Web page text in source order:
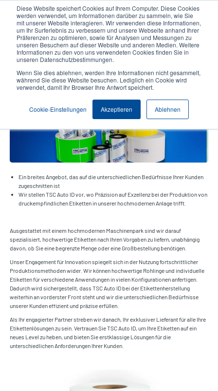
Diese Website speichert Cookies auf Ihrem Computer. Diese Cookies
werden verwendet, um Informationen darüber zu sammeln, wie Sie
mit unserer Website interagieren. Wir verwenden diese Informationen,
um Ihr Surferlebnis zu verbessern und unsere Webseite anhand Ihrer
Präferenzen zu optimieren, sowie für Analysen und Messungen zu
unseren Besuchern auf dieser Website und anderen Medien. Weitere
Informationen zu den von uns verwendeten Cookies finden Sie in
unseren Datenschutzbestimmungen.
Wenn Sie dies ablehnen, werden Ihre Informationen nicht gesammelt,
während Sie diese Website besuchen. Lediglich ein Cookie wird
verwendet, damit Ihr Browser Ihre Antwort speichert.
Cookie-Einstellungen Akzeptieren Ablehnen
User
account
menu
User
Header
Produktsuche Kontakt
Druckverbrauchsmaterialien
Ein breites Angebot, das auf die unterschiedlichen Bedürfnisse Ihrer Kunden
zugeschnitten ist
Wir stellen TSC Auto ID vor, wo Präzision auf Exzellenz bei der Produktion von
druckempfindlichen Etiketten in unserer hochmodernen Anlage trifft.
Ausgestattet mit einem hochmodernen Maschinenpark sind wir darauf
spezialisiert, hochwertige Etiketten nach Ihren Vorgaben zu liefern, unabhängig
davon, ob Sie eine begrenzte Menge oder eine Großbestellung benötigen.
Unser Engagement für Innovation spiegelt sich in der Nutzung fortschrittlicher
Produktionsmethoden wider. Wir können hochwertige Rohlinge und individuelle
Etiketten für verschiedene Anwendungen in vielen Konfigurationen anfertigen.
Dadurch wird sichergestellt, dass TSC Auto ID bei der Etikettenherstellung
weiterhin an vorderster Front steht und wir die unterschiedlichen Bedürfnisse
unserer Kunden effizient und präzise erfüllen.
Als Ihr engagierter Partner streben wir danach, Ihr exklusiver Lieferant für alle Ihre
Etikettenlösungen zu sein. Vertrauen Sie TSC Auto ID, um Ihre Etiketten auf ein
neues Level zu heben, und bieten Sie erstklassige Lösungen für die
unterschiedlichen Anforderungen Ihrer Kunden.